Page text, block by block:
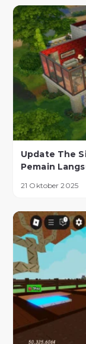
Update The
Pemain
21 Oktober 2025